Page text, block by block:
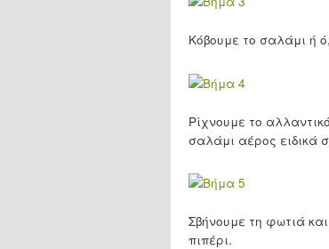
Κόβουμε το σαλάμι ή
Ρίχνουμε το
σαλάμι αέρος ειδικά
Σβήνουμε τη φωτιά
πιπέρι.